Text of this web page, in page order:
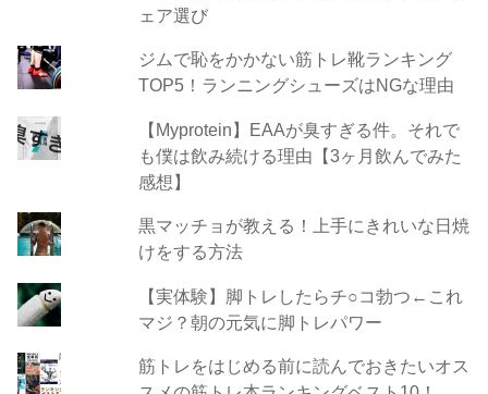
ェア選び
ジムで恥をかかない筋トレ靴ランキング
TOP5！ランニングシューズはNGな理由
【Myprotein】EAAが臭すぎる件。それで
も僕は飲み続ける理由【3ヶ月飲んでみた
感想】
黒マッチョが教える！上手にきれいな日焼
けをする方法
【実体験】脚トレしたらチ○コ勃つ←これ
マジ？朝の元気に脚トレパワー
筋トレをはじめる前に読んでおきたいオス